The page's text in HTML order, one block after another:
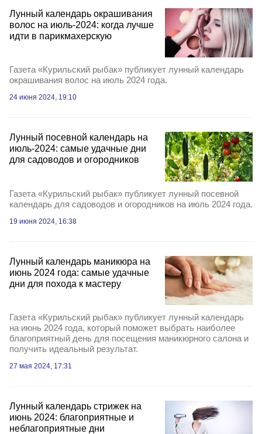
Лунный календарь окрашивания
волос на июль-2024: когда лучше
идти в парикмахерскую
Газета «Курильский рыбак» публикует лунный календарь
окрашивания волос на июль 2024 года.
24 июня 2024, 19:10
Лунный посевной календарь на
июль-2024: самые удачные дни
для садоводов и огородников
Газета «Курильский рыбак» публикует лунный посевной
календарь для садоводов и огородников на июль 2024 года.
19 июня 2024, 16:38
Лунный календарь маникюра на
июнь 2024 года: самые удачные
дни для похода к мастеру
Газета «Курильский рыбак» публикует лунный календарь
на июнь 2024 года, который поможет выбрать наиболее
благоприятный день для посещения маникюрного салона и
получить идеальный результат.
27 мая 2024, 17:31
Лунный календарь стрижек на
июнь 2024: благоприятные и
неблагоприятные дни